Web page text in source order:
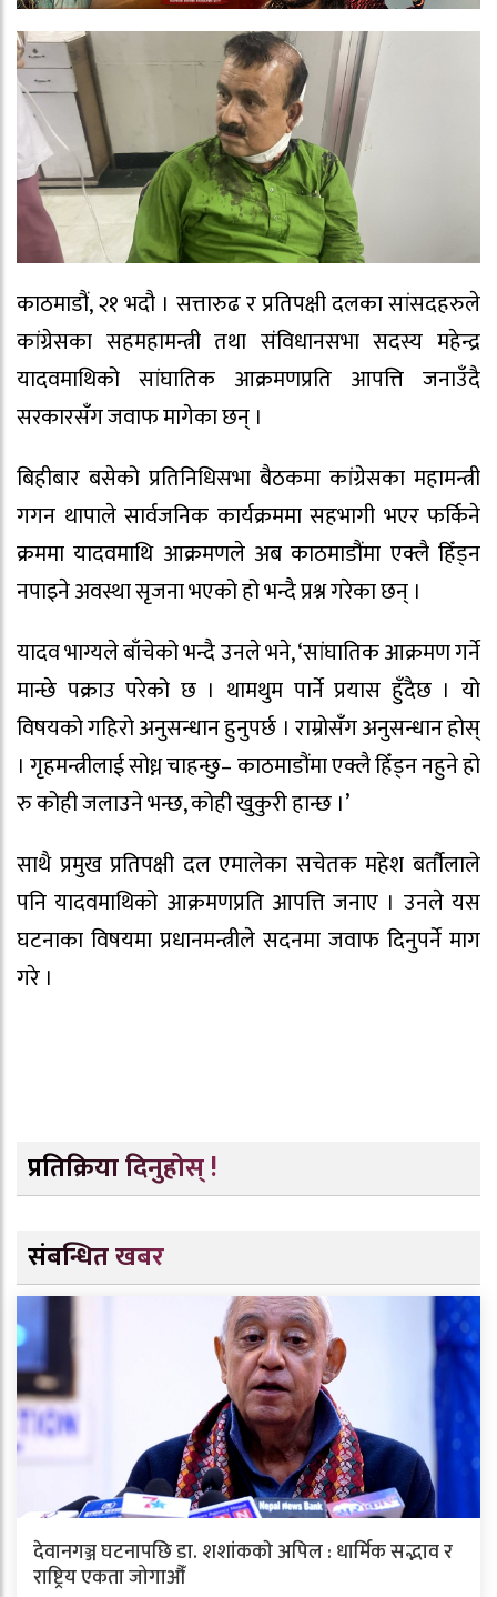
काठमाडौं, २१ भदौ । सत्तारुढ र प्रतिपक्षी दलका सांसदहरुले
कांग्रेसका सहमहामन्त्री तथा संविधानसभा सदस्य महेन्द्र
यादवमाथिको सांघातिक आक्रमणप्रति आपत्ति जनाउँदै
सरकारसँग जवाफ मागेका छन् ।
बिहीबार बसेको प्रतिनिधिसभा बैठकमा कांग्रेसका महामन्त्री
गगन थापाले सार्वजनिक कार्यक्रममा सहभागी भएर फर्किने
क्रममा यादवमाथि आक्रमणले अब काठमाडौंमा एक्लै हिँड्न
नपाइने अवस्था सृजना भएको हो भन्दै प्रश्न गरेका छन् ।
यादव भाग्यले बाँचेको भन्दै उनले भने, ‘सांघातिक आक्रमण गर्ने
मान्छे पक्राउ परेको छ । थामथुम पार्ने प्रयास हुँदैछ । यो
विषयको गहिरो अनुसन्धान हुनुपर्छ । राम्रोसँग अनुसन्धान होस्
। गृहमन्त्रीलाई सोध्न चाहन्छु– काठमाडौंमा एक्लै हिँड्न नहुने हो
रु कोही जलाउने भन्छ, कोही खुकुरी हान्छ ।’
साथै प्रमुख प्रतिपक्षी दल एमालेका सचेतक महेश बर्तौलाले
पनि यादवमाथिको आक्रमणप्रति आपत्ति जनाए । उनले यस
घटनाका विषयमा प्रधानमन्त्रीले सदनमा जवाफ दिनुपर्ने माग
गरे ।
प्रतिक्रिया दिनुहोस् !
संबन्धित खबर
देवानगञ्ज घटनापछि डा. शशांककाे अपिल : धार्मिक सद्भाव र
राष्ट्रिय एकता जोगाऔँ